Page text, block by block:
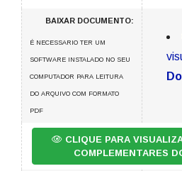
BAIXAR DOCUMENTO:
É NECESSARIO TER UM
SOFTWARE INSTALADO NO SEU
COMPUTADOR PARA LEITURA
DO ARQUIVO COM FORMATO
PDF
CLIQUE PARA
COMPLEMENTARES